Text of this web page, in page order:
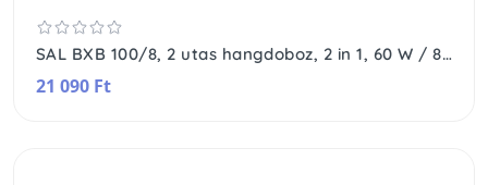
SAL BXB 100/8, 2 utas hangdoboz, 2 in 1, 60 W / 8 Ohm, 40 W / 100 V, Bass reflex, billenthető, forgatható
21 090 Ft